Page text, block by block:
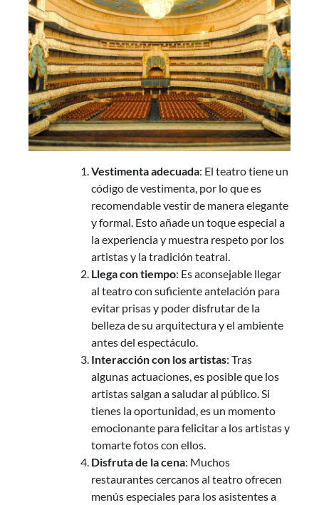
Vestimenta adecuada: El teatro tiene un
código de vestimenta, por lo que es
recomendable vestir de manera elegante
y formal. Esto añade un toque especial a
la experiencia y muestra respeto por los
artistas y la tradición teatral.
Llega con tiempo: Es aconsejable llegar
al teatro con suficiente antelación para
evitar prisas y poder disfrutar de la
belleza de su arquitectura y el ambiente
antes del espectáculo.
Interacción con los artistas: Tras
algunas actuaciones, es posible que los
artistas salgan a saludar al público. Si
tienes la oportunidad, es un momento
emocionante para felicitar a los artistas y
tomarte fotos con ellos.
Disfruta de la cena: Muchos
restaurantes cercanos al teatro ofrecen
menús especiales para los asistentes a